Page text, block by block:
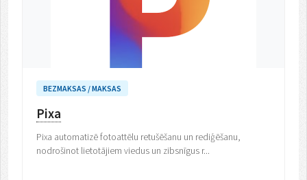
BEZMAKSAS / MAKSAS
Pixa
Pixa automatizē fotoattēlu retušēšanu un rediģēšanu,
nodrošinot lietotājiem viedus un zibsnīgus r...